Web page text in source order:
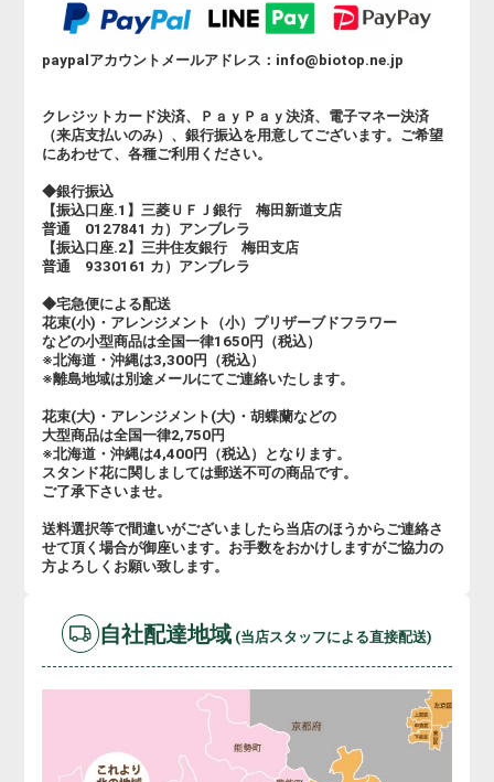
paypalアカウントメールアドレス：info@biotop.ne.jp
クレジットカード決済、ＰａｙＰａｙ決済、電子マネー決済
（来店支払いのみ）、銀行振込を用意してございます。ご希望
にあわせて、各種ご利用ください。
◆銀行振込
【振込口座.1】三菱ＵＦＪ銀行 梅田新道支店
普通 0127841 カ）アンブレラ
【振込口座.2】三井住友銀行 梅田支店
普通 9330161 カ）アンブレラ
◆宅急便による配送
花束(小)・アレンジメント（小）プリザーブドフラワー
などの小型商品は全国一律1650円（税込）
※北海道・沖縄は3,300円（税込）
※離島地域は別途メールにてご連絡いたします。
花束(大)・アレンジメント(大)・胡蝶蘭などの
大型商品は全国一律2,750円
※北海道・沖縄は4,400円（税込）となります。
スタンド花に関しましては郵送不可の商品です。
ご了承下さいませ。
送料選択等で間違いがございましたら当店のほうからご連絡さ
せて頂く場合が御座います。お手数をおかけしますがご協力の
方よろしくお願い致します。
自社配達地域 (当店スタッフによる直接配送)